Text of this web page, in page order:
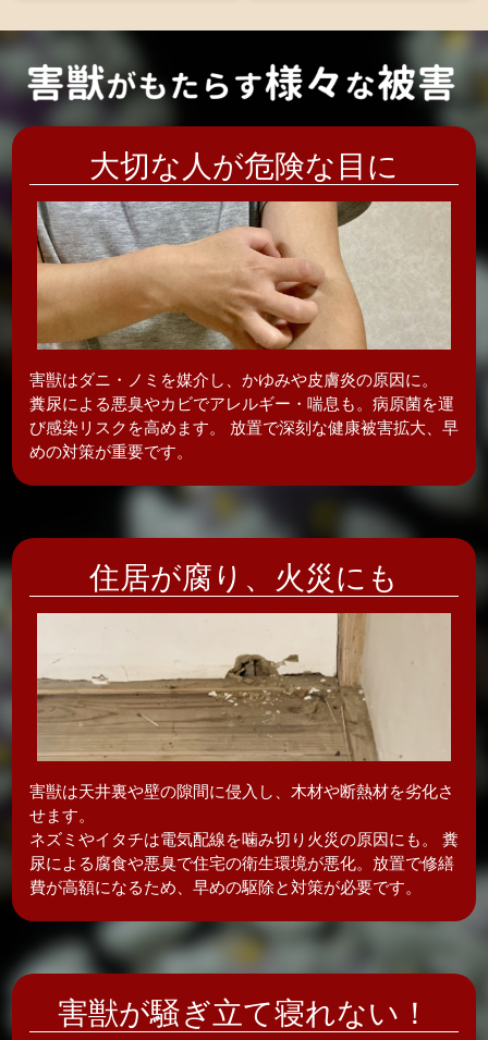
大切な人が危険な目に
害獣はダニ・ノミを媒介し、かゆみや皮膚炎の原因に。
糞尿による悪臭やカビでアレルギー・喘息も。病原菌を運
び感染リスクを高めます。 放置で深刻な健康被害拡大、早
めの対策が重要です。
住居が腐り、 火災にも
害獣は天井裏や壁の隙間に侵入し、木材や断熱材を劣化さ
せます。
ネズミやイタチは電気配線を噛み切り火災の原因にも。 糞
尿による腐食や悪臭で住宅の衛生環境が悪化。放置で修繕
費が高額になるため、早めの駆除と対策が必要です。
害獣が騒ぎ立て寝れない！